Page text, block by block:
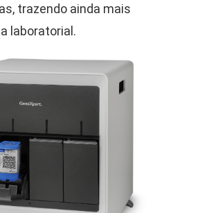
trazendo ainda mais
laboratorial.